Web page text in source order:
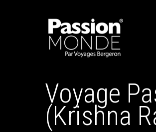
Voyage
(Krishna